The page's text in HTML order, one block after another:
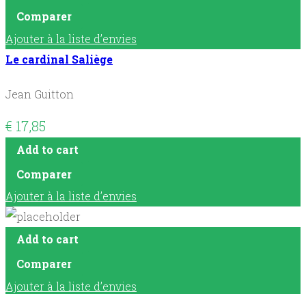
Comparer
Ajouter à la liste d’envies
Le cardinal Saliège
Jean Guitton
€ 17,85
Add to cart
Comparer
Ajouter à la liste d’envies
Add to cart
Comparer
Ajouter à la liste d’envies